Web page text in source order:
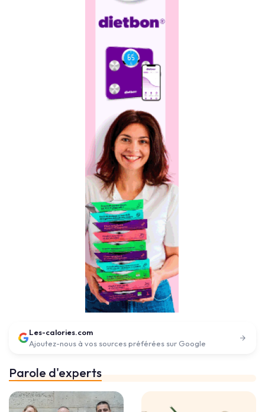
Les-calories.com
Ajoutez-nous à vos sources préférées sur Google
Parole d'experts